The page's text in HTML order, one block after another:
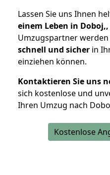
Lassen Sie uns Ihnen
einem Leben in
Umzugspartner
schnell und sicher in
einziehen können.
Kontaktieren Sie uns
sich kostenlose und
Ihren Umzug nach
Kostenlose